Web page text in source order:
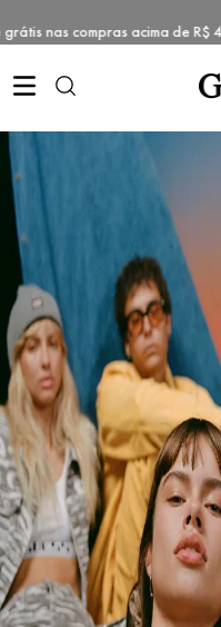
nas compras acima